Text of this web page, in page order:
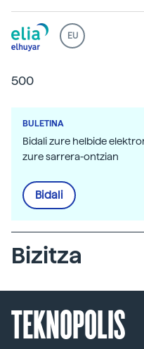
EU
500
BULETINA
Bidali zure helbide
zure sarrera-ontzian
Bidali
Bizitza
TEKNOPOLIS